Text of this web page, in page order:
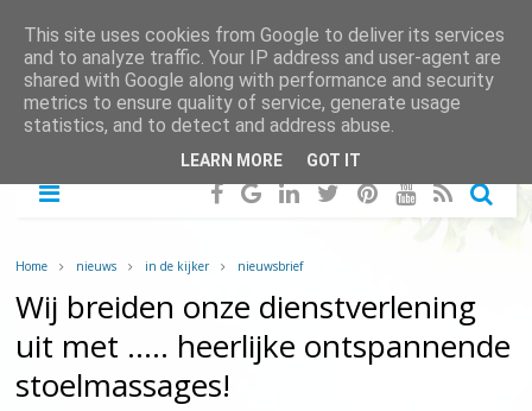
Home nieuws in de kijker nieuwsbrief
Wij breiden onze dienstverlening
uit met ….. heerlijke ontspannende
stoelmassages!
This site uses cookies from Google to deliver its services
and to analyze traffic. Your IP address and user-agent are
shared with Google along with performance and security
metrics to ensure quality of service, generate usage
statistics, and to detect and address abuse.
LEARN MORE GOT IT